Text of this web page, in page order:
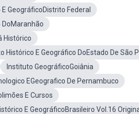
GeográficoDistrito Federal
DoMaranhão
Histórico
Histórico E Geográfico DoEstado De São
Instituto GeográficoGoiânia
EGeografico De Pernambuco
E Cursos
E GeográficoBrasileiro Vol.16